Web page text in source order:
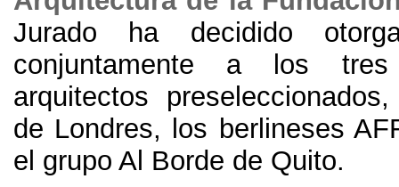
Jurado ha decidido
conjuntamente a los
arquitectos preseleccionados,
de Londres, los berlineses
el grupo Al Borde de Quito.